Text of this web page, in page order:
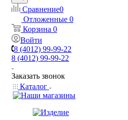
Сравнение0
Отложенные 0
Корзина 0
Войти
8 (4012) 99-99-22
8 (4012) 99-99-22
Заказать звонок
Каталог